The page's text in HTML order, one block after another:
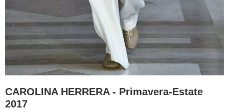
CAROLINA HERRERA - Primavera-Estate
2017